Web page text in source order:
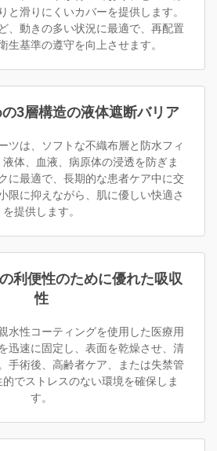
と滑りにくいカバーを提供します。
、動きの多い状況に最適で、再配置
生基準の遵守を向上させます。
3層構造の液体遮断バリア
ツは、ソフトな不織布層と防水フィ
体、血液、病原体の浸透を防ぎま
に最適で、長期的な患者ケア中に交
限に抑えながら、肌に優しい快適さ
を提供します。
利便性のために優れた吸収
性
水性コーティングを使用した医療用
迅速に固定し、表面を乾燥させ、清
手術後、高齢者ケア、または失禁管
でストレスのない環境を確保しま
す。